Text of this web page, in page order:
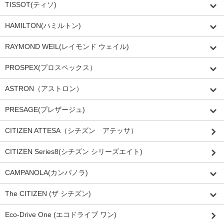
TISSOT(ティソ)
HAMILTON(ハミルトン)
RAYMOND WEIL(レイモンド ウェイル)
PROSPEX(プロスペックス）
ASTRON（アストロン）
PRESAGE(プレザージュ)
CITIZEN ATTESA（シチズン アテッサ）
CITIZEN Series8(シチズン シリーズエイト)
CAMPANOLA(カンパノラ)
The CITIZEN (ザ シチズン)
Eco-Drive One (エコドライブ ワン)